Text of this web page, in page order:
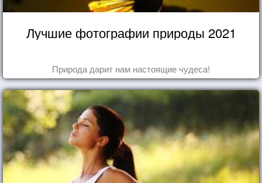
Лучшие фотографии природы 2021
Природа дарит нам настоящие чудеса!